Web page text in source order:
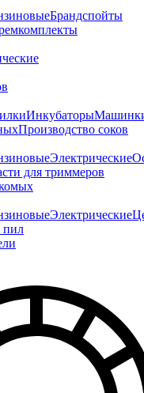
Брандспойты
Инкубаторы
Производство соков
Электрические
для триммеров
Электрические
пил